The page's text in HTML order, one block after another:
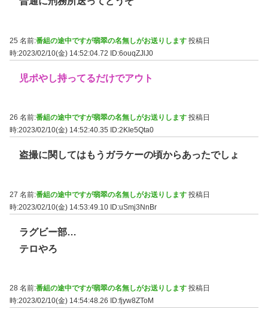
25 名前:番組の途中ですが翡翠の名無しがお送りします 投稿日
時:2023/02/10(金) 14:52:04.72 ID:6ouqZJlJ0
児ポやし持ってるだけでアウト
26 名前:番組の途中ですが翡翠の名無しがお送りします 投稿日
時:2023/02/10(金) 14:52:40.35
ID:2KIe5Qta0
盗撮に関してはもうガラケーの頃からあったでしょ
27 名前:番組の途中ですが翡翠の名無しがお送りします 投稿日
時:2023/02/10(金) 14:53:49.10 ID:uSmj3NnBr
ラグビー部…
テロやろ
28 名前:番組の途中ですが翡翠の名無しがお送りします 投稿日
時:2023/02/10(金) 14:54:48.26
ID:fjyw8ZToM